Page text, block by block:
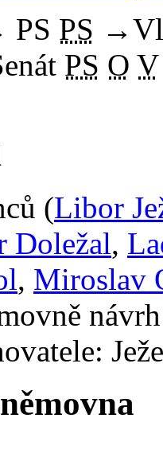
PS PS →
PS O V
(Libor
Doležal,
, Miroslav